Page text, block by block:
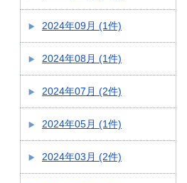
2024年09月 (1件)
2024年08月 (1件)
2024年07月 (2件)
2024年05月 (1件)
2024年03月 (2件)